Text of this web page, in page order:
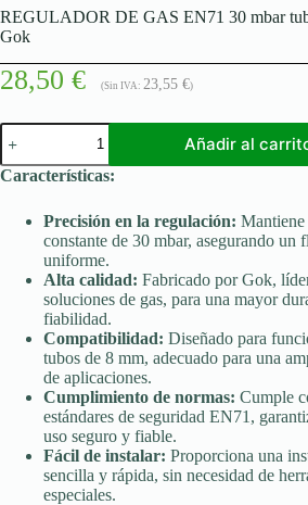
REGULADOR DE GAS EN71 30 mbar
Gok
28,50 € (Sin IVA: 23,55 €)
REGULADOR
DE
GAS
EN71
mbar
cantidad
Añadir al
Características:
Precisión en la regulación: Mantiene
constante de 30 mbar, asegurando un
uniforme.
Alta calidad: Fabricado por Gok,
soluciones de gas, para una mayor
fiabilidad.
Compatibilidad: Diseñado para
tubos de 8 mm, adecuado para una
de aplicaciones.
Cumplimiento de normas: Cumple
estándares de seguridad EN71,
uso seguro y fiable.
Fácil de instalar: Proporciona una
sencilla y rápida, sin necesidad de
especiales.